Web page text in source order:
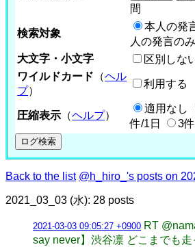
間
検索対象
本人の発
人の発言のみ
大文字・小文字
区別しな
ワイルドカード （ヘル
プ）
利用する
圧縮表示 （ヘルプ）
適用なし
件/1日
3
Back to the list @h_hiro_'s posts on
2021_03_03 (水): 28 posts
2021-03-03 09:05:27 +0900 RT
say never】渋谷凛 どこまでも